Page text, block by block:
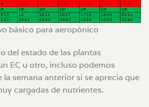
básico para aeropónico
del estado de las plantas
EC u otro, incluso podemos
la semana anterior si se aprecia que
cargadas de nutrientes.